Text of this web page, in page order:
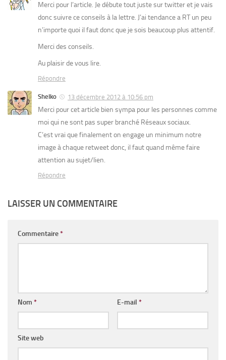
Merci pour l’article. Je débute tout juste sur twitter et je vais
donc suivre ce conseils à la lettre. J’ai tendance a RT un peu
n’importe quoi il faut donc que je sois beaucoup plus attentif.
Merci des conseils.
Au plaisir de vous lire.
Répondre
Shelko 13 décembre 2012 à 10:56 pm
Merci pour cet article bien sympa pour les personnes comme
moi qui ne sont pas super branché Réseaux sociaux.
C’est vrai que finalement on engage un minimum notre
image à chaque retweet donc, il faut quand même faire
attention au sujet/lien.
Répondre
LAISSER UN COMMENTAIRE
Commentaire*
Nom * E-mail *
Site web